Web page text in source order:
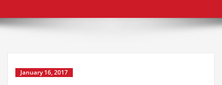
January 16, 2017